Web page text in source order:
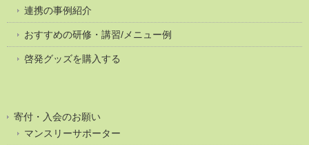
連携の事例紹介
おすすめの研修・講習/メニュー例
啓発グッズを購入する
寄付・入会のお願い
マンスリーサポーター